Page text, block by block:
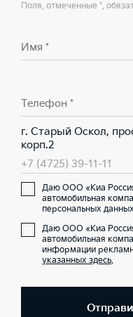
Поля, отмеченные *,
Имя *
Телефон *
г. Старый Оскол,
корп.2
+7 (4725) 39-11-11
Даю ООО «Киа
автомобильная
персональных
Даю ООО «Киа
автомобильная
информации
указанных здесь.